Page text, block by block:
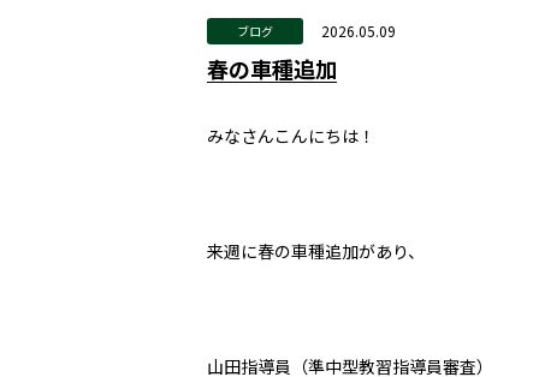
ブログ 2026.05.09
春の車種追加
みなさんこんにちは！
来週に春の車種追加があり、
山田指導員（準中型教習指導員審査）